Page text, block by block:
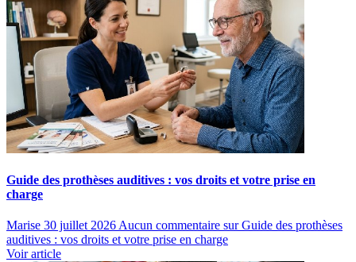
Guide des prothèses auditives : vos droits et votre prise en
charge
Marise 30 juillet 2026 Aucun commentaire sur Guide des prothèses
auditives : vos droits et votre prise en charge
Voir article